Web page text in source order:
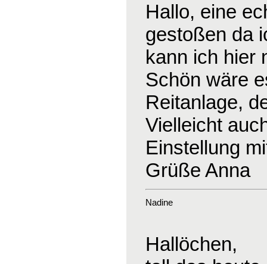
Hallo, eine
gestoßen da
kann ich hier
Schön wäre
Reitanlage,
Vielleicht
Einstellung
Grüße Anna
Nadine
Hallöchen,